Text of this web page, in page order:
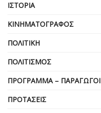
ΙΣΤΟΡΊΑ
ΚΙΝΗΜΑΤΟΓΡΆΦΟΣ
ΠΟΛΙΤΙΚΉ
ΠΟΛΙΤΙΣΜΌΣ
ΠΡΌΓΡΑΜΜΑ – ΠΑΡΑΓΩΓΟΊ
ΠΡΟΤΆΣΕΙΣ